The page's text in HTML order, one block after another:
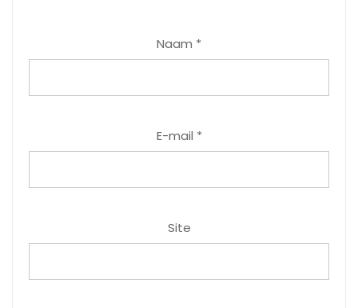
Naam *
E-mail *
Site